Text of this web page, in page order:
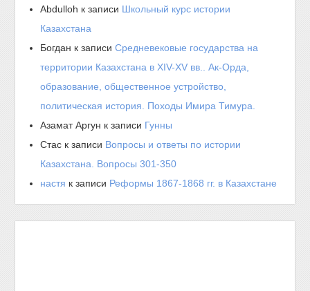
Abdulloh к записи Школьный курс истории
Казахстана
Богдан к записиСредневековые государства на
территории Казахстана в XIV-XV вв.. Ак-Орда,
образование, общественное устройство,
политическая история. Походы Имира Тимура.
Азамат Аргун к записи Гунны
Стас к записи Вопросы и ответы по истории
Казахстана. Вопросы 301-350
настя к записи Реформы 1867-1868 гг. в Казахстане